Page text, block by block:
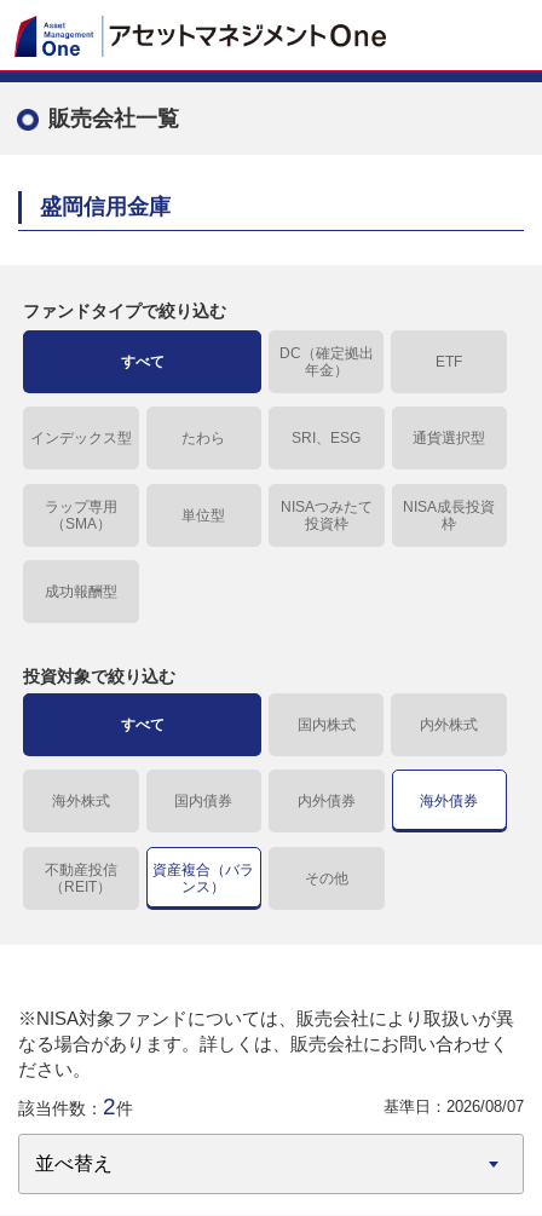
販売会社一覧
盛岡信用金庫
ファンドタイプで絞り込む
すべて
DC（確定拠出
年金）
ETF
インデックス型 たわら SRI、ESG 通貨選択型
ラップ専用
（SMA）
単位型
NISAつみたて
投資枠
NISA成長投資
枠
成功報酬型
投資対象で絞り込む
すべて 国内株式 内外株式
海外株式 国内債券 内外債券 海外債券
不動産投信
（REIT）
資産複合（バラ
ンス）
その他
※NISA対象ファンドについては、販売会社により取扱いが異
なる場合があります。詳しくは、販売会社にお問い合わせく
ださい。
該当件数： 2件 基準日： 2026/08/07